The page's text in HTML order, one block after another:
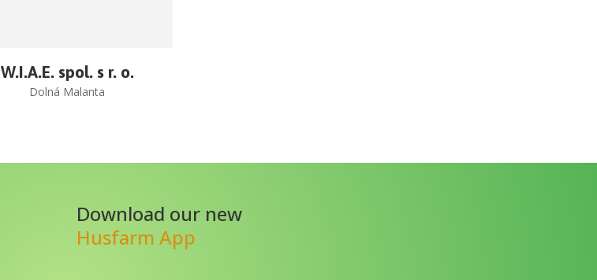
W.I.A.E. spol. s r. o.
Dolná Malanta
Download our new
Husfarm App